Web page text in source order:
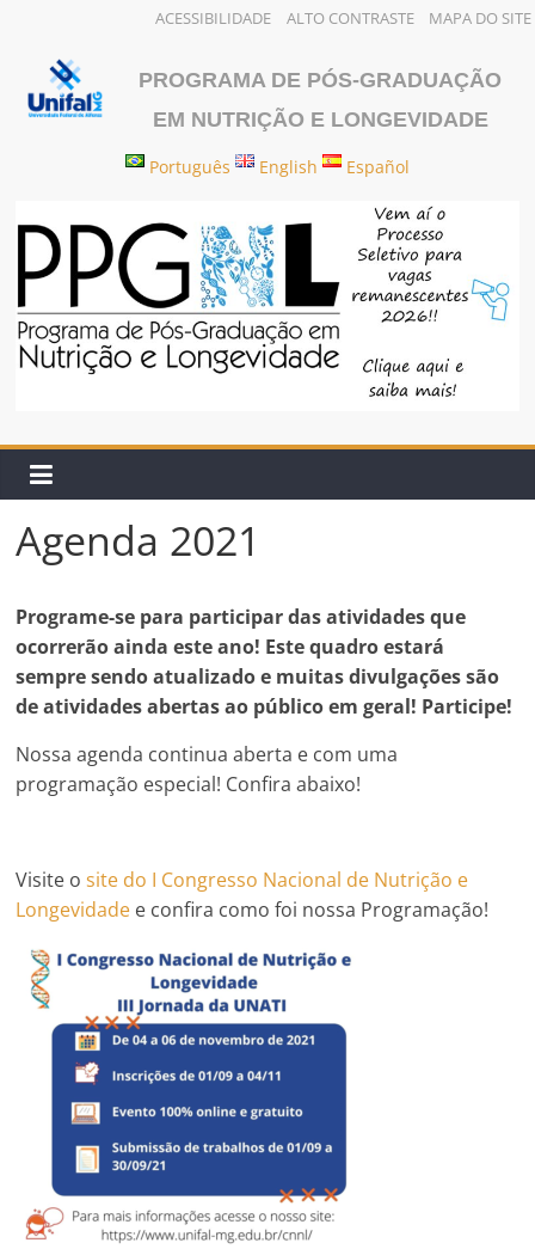
ACESSIBILIDADE ALTO CONTRASTE MAPA DO SITE
PROGRAMA DE PÓS-GRADUAÇÃO
EM NUTRIÇÃO E LONGEVIDADE
Português English Español
Agenda 2021
Programe-se para participar das atividades que
ocorrerão ainda este ano! Este quadro estará
sempre sendo atualizado e muitas divulgações são
de atividades abertas ao público em geral! Participe!
Nossa agenda continua aberta e com uma
programação especial! Confira abaixo!
Visite osite do I Congresso Nacional de Nutrição e
Longevidade e confira como foi nossa Programação!